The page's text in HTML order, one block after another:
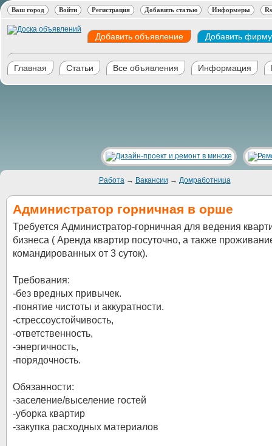
Ваш город Войти Регистрация Добавить статью Информеры
Добавить объявление Добавить фирму
Главная Статьи Все объявления Информация
Работа→ Вакансии → Домработница
Администратор горничная в орше
Требуется Администратор-горничная для ведения
бизнеса ( Аренда квартир посуточно, а также
командированных от 3 суток).
Требования:
-без вредных привычек.
-понятие чистоты и аккуратности.
-стрессоустойчивость,
-ответственность,
-энергичность,
-порядочность.
Обязанности:
-заселение/выселение гостей
-уборка квартир
-закупка расходных материалов